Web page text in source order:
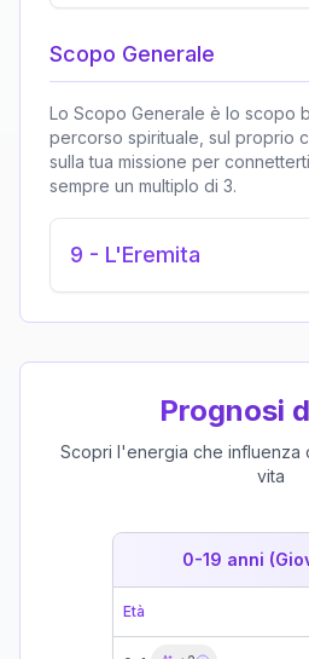
Scopo Generale
Lo Scopo Generale è lo scopo
percorso spirituale, sul proprio
sulla tua missione per
sempre un multiplo di 3.
9 - L'Eremita
Prognosi
Scopri l'energia che influenza
vita
0-19 anni
Età